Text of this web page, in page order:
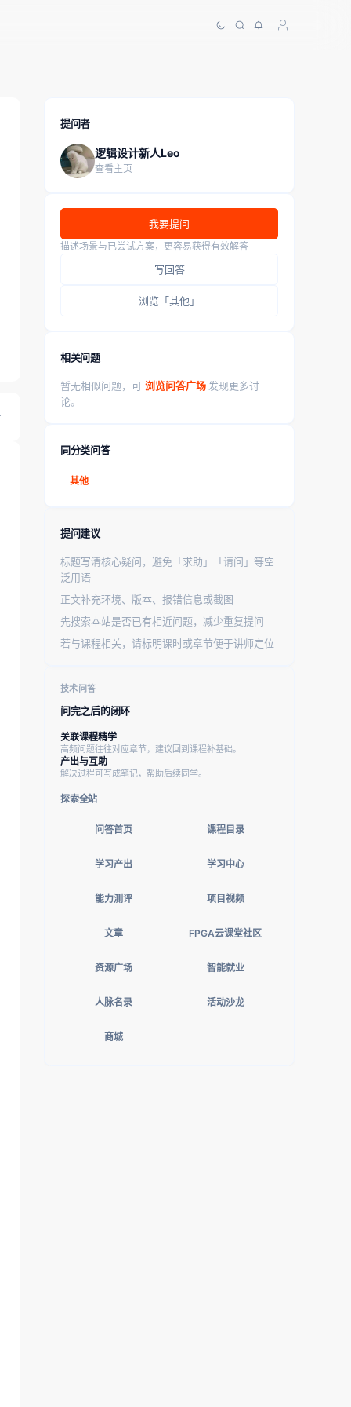
提问者
逻辑设计新人Leo
查看主页
我要提问
描述场景与已尝试方案，更容易获得有效解答
写回答
浏览「其他」
相关问题
暂无相似问题，可 浏览问答广场 发现更多讨
论。
同分类问答
其他
提问建议
标题写清核心疑问，避免「求助」「请问」等空
泛用语
正文补充环境、版本、报错信息或截图
先搜索本站是否已有相近问题，减少重复提问
若与课程相关，请标明课时或章节便于讲师定位
技术问答
问完之后的闭环
关联课程精学
高频问题往往对应章节，建议回到课程补基础。
产出与互助
解决过程可写成笔记，帮助后续同学。
探索全站
问答首页 课程目录
学习产出 学习中心
能力测评 项目视频
文章 FPGA云课堂社区
资源广场 智能就业
人脉名录 活动沙龙
商城